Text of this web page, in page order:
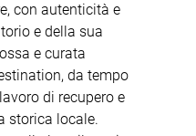
con autenticità e
e della sua
e curata
da tempo
di recupero e
storica locale.